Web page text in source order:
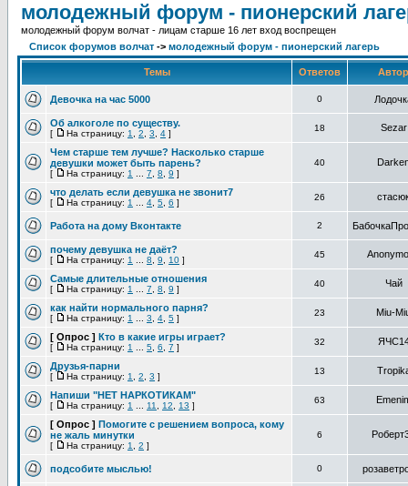
молодежный форум - пионерский
молодежный форум волчат - лицам старше 16 лет вход воспрещен
Список форумов волчат -> молодежный форум - пионерский лагерь
Темы Ответов
Девочка на час 5000 0
Об алкоголе по существу.
[ На страницу: 1 2 3 4 ]
18 Sezar
Чем старше тем лучше? Насколько старше
девушки может быть парень?
[ На страницу: 1 7 8 9 ]
40
что делать если девушка не звонит7
[ На страницу: 1 4 5 6 ]
26
Работа на дому Вконтакте 2
почему девушка не даёт?
[ На страницу: 1 8 9 10 ]
45
Самые длительные отношения
[ На страницу: 1 7 8 9 ]
40 Чай
как найти нормального парня?
[ На страницу: 1 3 4 5 ]
23 Miu-
[ Опрос ] Кто в какие игры играет?
[ На страницу: 1 5 6 7 ]
32
Друзья-парни
[ На страницу: 1 2 3 ]
13
Напиши "НЕТ НАРКОТИКАМ"
[ На страницу: 1 11 12 13 ]
63
[ Опрос ] Помогите с решением вопроса, кому
не жаль минутки
[ На страницу: 1 2 ]
6
подсобите мыслью! 0